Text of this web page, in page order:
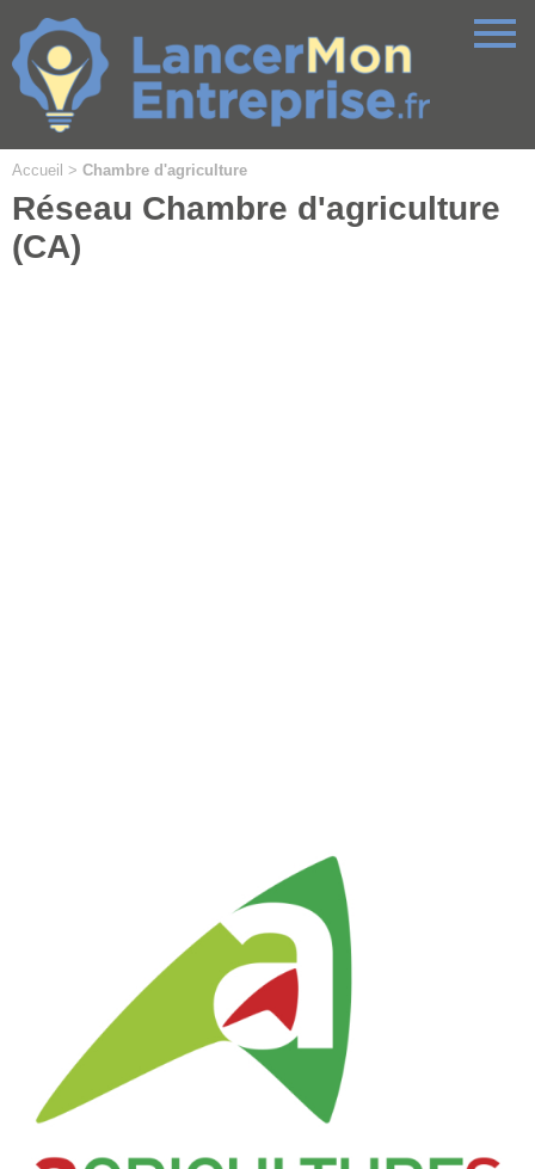
Accueil > Chambre d'agriculture
Réseau Chambre d'agriculture
(CA)